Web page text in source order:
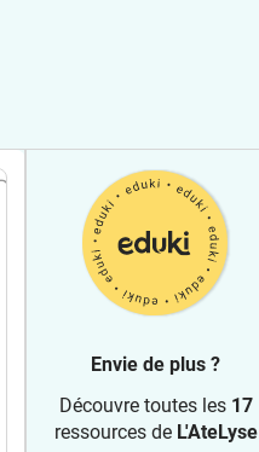
Envie de plus ?
Découvre toutes les 17
ressources de L'AteLyse